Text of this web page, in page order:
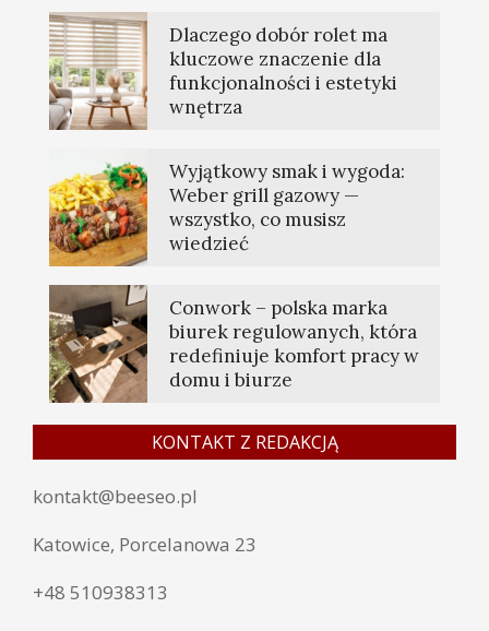
Dlaczego dobór rolet ma
kluczowe znaczenie dla
funkcjonalności i estetyki
wnętrza
Wyjątkowy smak i wygoda:
Weber grill gazowy —
wszystko, co musisz
wiedzieć
Conwork – polska marka
biurek regulowanych, która
redefiniuje komfort pracy w
domu i biurze
KONTAKT Z REDAKCJĄ
kontakt@beeseo.pl
Katowice, Porcelanowa 23
+48 510938313